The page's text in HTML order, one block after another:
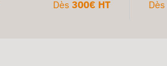
Dès 300€ HT Dès